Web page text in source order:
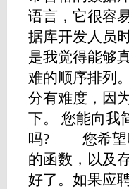
语言，它很容
据库开发人员
是我觉得能够
难的顺序排列
分有难度，因
下。 您能向我
吗? 您希望听
的函数，以及
好了。如果应